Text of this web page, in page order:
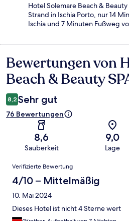
Hotel Solemare Beach &
Strand in Ischia Porto, nur 14
Ischia und 7 Minuten Fußweg
Bewertungen
Bewertungen von
Beach & Beauty
8,2 Sehr gut
76 Bewertungen
8,6
Sauberkeit
9,0
Lage
Bewertungen
Verifizierte Bewertung
4/10 – Mittelmäßig
10. Mai 2024
Dieses Hotel ist nicht 4 Sterne wert